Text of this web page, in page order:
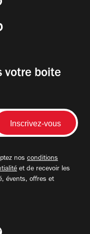
votre boite
nos conditions
et de recevoir les
évents, offres et